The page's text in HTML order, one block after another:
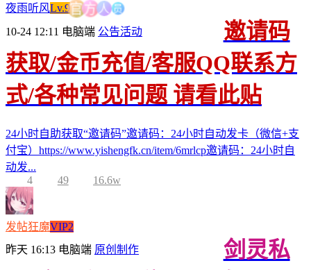
夜雨听风Lv.9官方人员
10-24 12:11 电脑端 公告活动
邀请码
获取/金币充值/客服QQ联系方
式/各种常见问题 请看此贴
24小时自助获取“邀请码”邀请码：24小时自动发卡（微信+支
付宝）https://www.yishengfk.cn/item/6mrlcp邀请码：24小时自
动发...
4
49 16.6w
发帖狂魔VIP2
昨天 16:13 电脑端 原创制作
剑灵私